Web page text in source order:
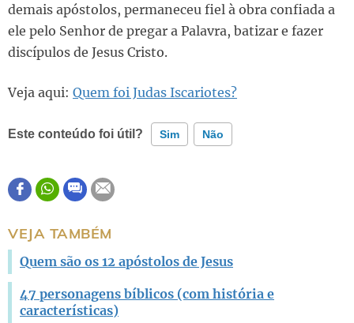
demais apóstolos, permaneceu fiel à obra confiada a
ele pelo Senhor de pregar a Palavra, batizar e fazer
discípulos de Jesus Cristo.
Veja aqui: Quem foi Judas Iscariotes?
Este conteúdo foi útil? Sim Não
Este conteúdo contém informação incorreta
VEJA TAMBÉM
Quem são os 12 apóstolos de Jesus
47 personagens bíblicos (com história e
características)